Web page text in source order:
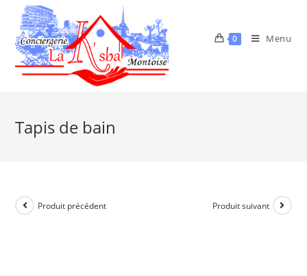
0 Menu
Tapis de bain
Produit précédent Produit suivant